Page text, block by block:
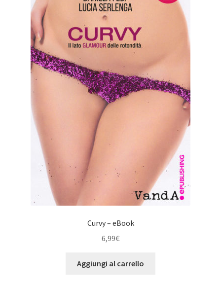
Curvy – eBook
6,99€
Aggiungi al carrello